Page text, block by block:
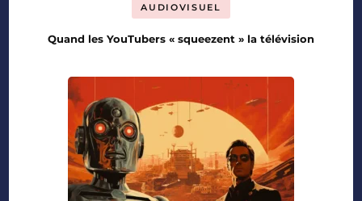
AUDIOVISUEL
Quand les YouTubers « squeezent » la télévision